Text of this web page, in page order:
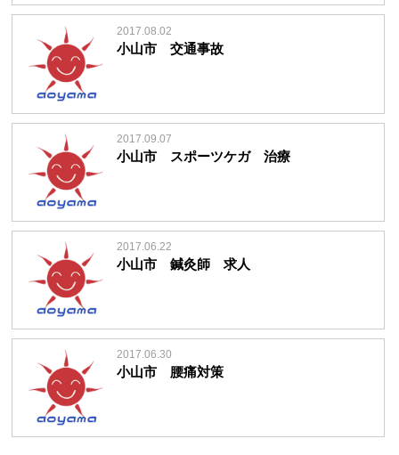
2017.08.02
小山市 交通事故
2017.09.07
小山市 スポーツケガ 治療
2017.06.22
小山市 鍼灸師 求人
2017.06.30
小山市 腰痛対策